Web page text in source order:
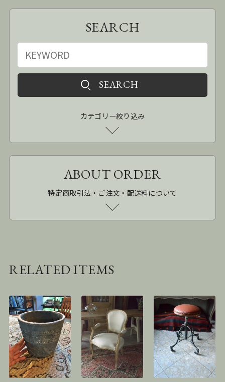
SEARCH
カテゴリー絞り込み
ABOUT ORDER
特定商取引法・ご注文・配送料について
RELATED ITEMS